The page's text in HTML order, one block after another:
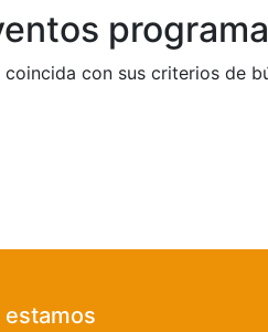
con sus criterios de
estamos